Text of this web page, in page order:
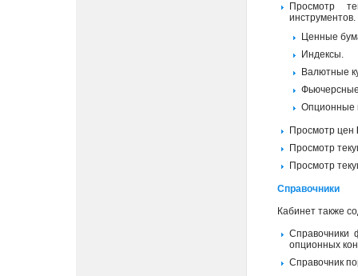
Просмотр
инструментов.
Ценные
Индексы.
Валютные
Опционные
Просмотр цен
Просмотр
Просмотр
Справочники
Кабинет также
Справочники
опционных
Справочник